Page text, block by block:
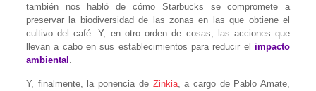
también nos habló de cómo Starbucks se compromete a
preservar la biodiversidad de las zonas en las que obtiene el
cultivo del café. Y, en otro orden de cosas, las acciones que
llevan a cabo en sus establecimientos para reducir elimpacto
ambiental .
Y, finalmente, la ponencia de Zinkia, a cargo de Pablo Amate,